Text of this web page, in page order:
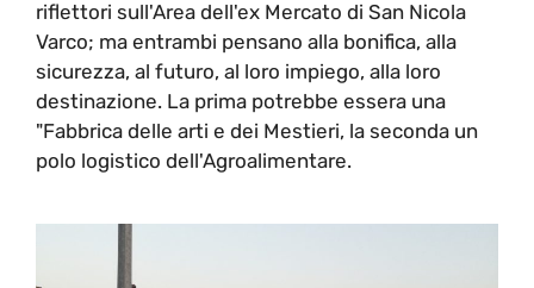
riflettori sull'Area dell'ex Mercato di San Nicola
Varco; ma entrambi pensano alla bonifica, alla
sicurezza, al futuro, al loro impiego, alla loro
destinazione. La prima potrebbe essera una
"Fabbrica delle arti e dei Mestieri, la seconda un
polo logistico dell'Agroalimentare.